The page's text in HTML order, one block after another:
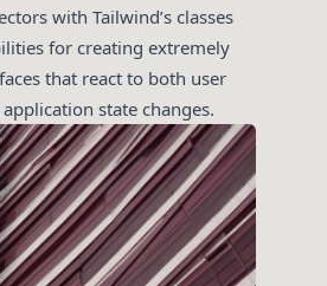
with Tailwind’s classes
for creating extremely
that react to both user
state changes.